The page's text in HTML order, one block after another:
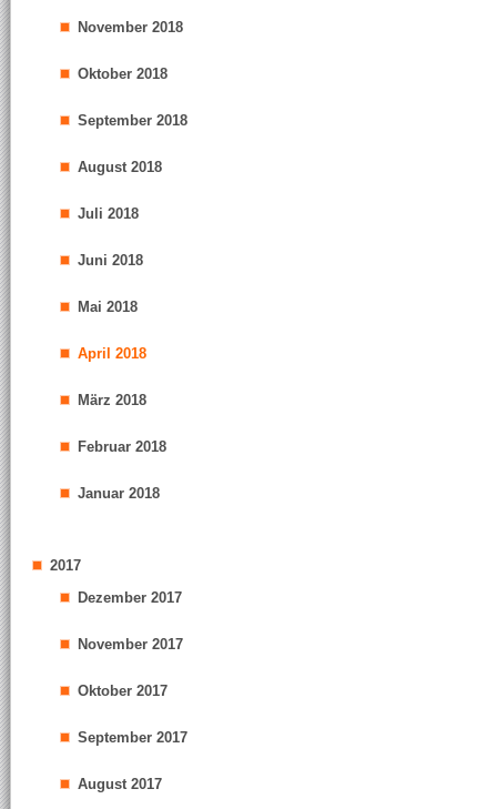
November 2018
Oktober 2018
September 2018
August 2018
Juli 2018
Juni 2018
Mai 2018
April 2018
März 2018
Februar 2018
Januar 2018
2017
Dezember 2017
November 2017
Oktober 2017
September 2017
August 2017